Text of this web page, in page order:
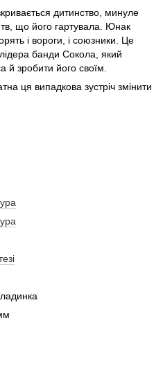
дитинство, минуле
що його гартувала. Юнак
і вороги, і союзники. Це
банди Сокола, який
й зробити його своїм.
ця випадкова зустріч змінити